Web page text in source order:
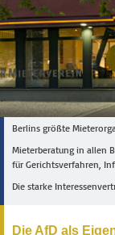
Berlins größte
Mieterberatung in allen
für Gerichtsverfahren,
Die starke
Die AfD als